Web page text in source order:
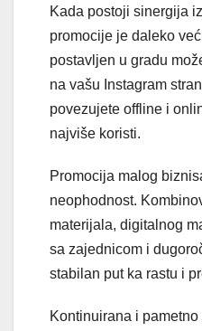
Kada postoji sinergija
promocije je daleko
postavljen u gradu
na vašu Instagram
povezujete offline i
najviše koristi.
Promocija malog
neophodnost.
materijala, digitalnog
sa zajednicom i
stabilan put ka rastu i
Kontinuirana i